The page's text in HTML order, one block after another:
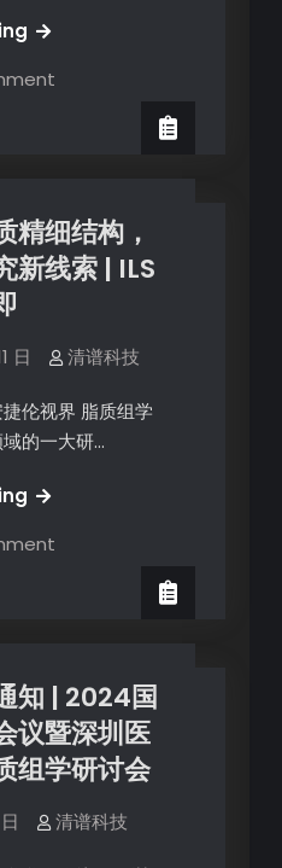
精细结构，
新线索 | ILS
日 清谱科技
伦视界 脂质组学
的一大研…
知 | 2024国
议暨深圳医
组学研讨会
清谱科技